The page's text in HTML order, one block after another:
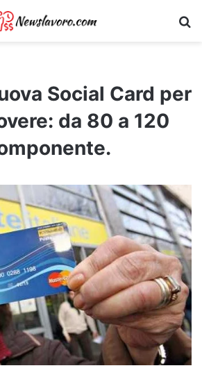
Social Card per
da 80 a 120